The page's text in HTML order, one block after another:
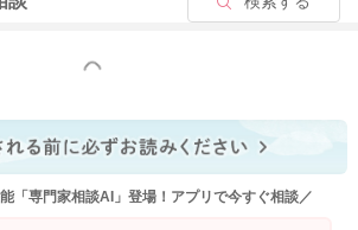
もっと見る
「専門家相談AI」登場！アプリで今すぐ相談／